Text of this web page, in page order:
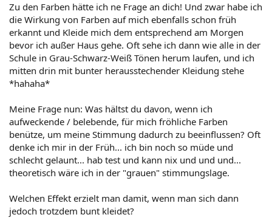
Zu den Farben hätte ich ne Frage an dich! Und zwar habe ich
die Wirkung von Farben auf mich ebenfalls schon früh
erkannt und Kleide mich dem entsprechend am Morgen
bevor ich außer Haus gehe. Oft sehe ich dann wie alle in der
Schule in Grau-Schwarz-Weiß Tönen herum laufen, und ich
mitten drin mit bunter herausstechender Kleidung stehe
*hahaha*
Meine Frage nun: Was hältst du davon, wenn ich
aufweckende / belebende, für mich fröhliche Farben
benütze, um meine Stimmung dadurch zu beeinflussen? Oft
denke ich mir in der Früh... ich bin noch so müde und
schlecht gelaunt... hab test und kann nix und und und...
theoretisch wäre ich in der "grauen" stimmungslage.
Welchen Effekt erzielt man damit, wenn man sich dann
jedoch trotzdem bunt kleidet?